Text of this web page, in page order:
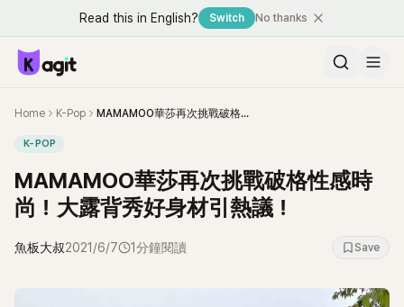
Read this in English? Switch No thanks
Home K-Pop MAMAMOO華莎再次挑戰破格性感時尚！大露背秀好身材引熱議！
K-POP
MAMAMOO華莎再次挑戰破格性感時
尚！大露背秀好身材引熱議！
魚板大叔2021/6/7 1分鐘閱讀 Save